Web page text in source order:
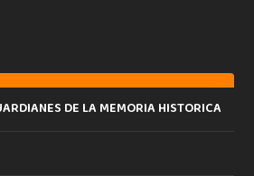
DE LA MEMORIA HISTORICA